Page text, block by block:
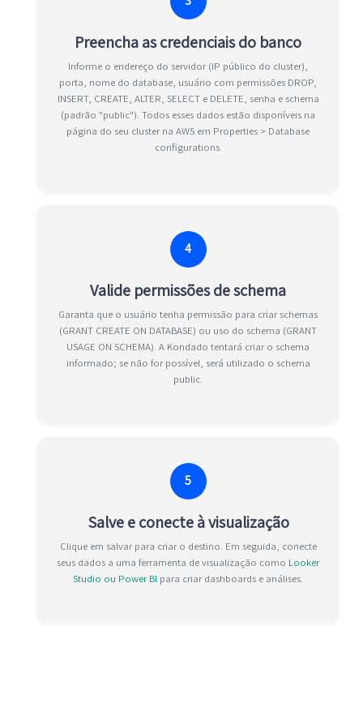
Preencha as credenciais do banco
Informe o endereço do servidor (IP público do cluster),
porta, nome do database, usuário com permissões DROP,
INSERT, CREATE, ALTER, SELECT e DELETE, senha e schema
(padrão "public"). Todos esses dados estão disponíveis na
página do seu cluster na AWS em Properties > Database
configurations.
4
Valide permissões de schema
Garanta que o usuário tenha permissão para criar schemas
(GRANT CREATE ON DATABASE) ou uso do schema (GRANT
USAGE ON SCHEMA). A Kondado tentará criar o schema
informado; se não for possível, será utilizado o schema
public.
5
Salve e conecte à visualização
Clique em salvar para criar o destino. Em seguida, conecte
seus dados a uma ferramenta de visualização como Looker
Studio ou Power BI para criar dashboards e análises.